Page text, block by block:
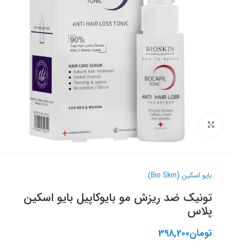
برای بزرگنمایی کلیک کنید
بایو اسکین (Bio Skin)
تونیک ضد ریزش مو بایوکاپیل بایو اسکین
پلاس
تومان398,200